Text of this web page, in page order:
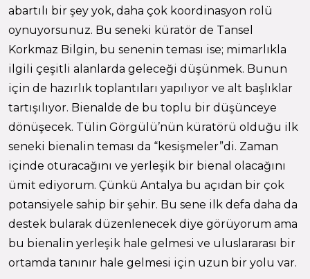
abartılı bir şey yok, daha çok koordinasyon rolü
oynuyorsunuz. Bu seneki küratör de Tansel
Korkmaz Bilgin, bu senenin teması ise; mimarlıkla
ilgili çeşitli alanlarda geleceği düşünmek. Bunun
için de hazırlık toplantıları yapılıyor ve alt başlıklar
tartışılıyor. Bienalde de bu toplu bir düşünceye
dönüşecek. Tülin Görgülü’nün küratörü olduğu ilk
seneki bienalin teması da “kesişmeler”di. Zaman
içinde oturacağını ve yerleşik bir bienal olacağını
ümit ediyorum. Çünkü Antalya bu açıdan bir çok
potansiyele sahip bir şehir. Bu sene ilk defa daha da
destek bularak düzenlenecek diye görüyorum ama
bu bienalin yerleşik hale gelmesi ve uluslararası bir
ortamda tanınır hale gelmesi için uzun bir yolu var.